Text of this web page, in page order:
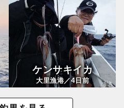
ケンサキイカ
大里漁港／4日前